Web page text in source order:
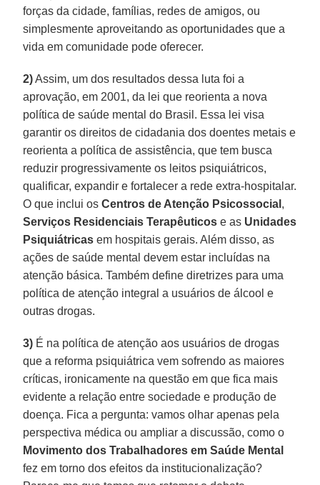
forças da cidade, famílias, redes de amigos, ou
simplesmente aproveitando as oportunidades que a
vida em comunidade pode oferecer.
2)Assim, um dos resultados dessa luta foi a
aprovação, em 2001, da lei que reorienta a nova
política de saúde mental do Brasil. Essa lei visa
garantir os direitos de cidadania dos doentes metais e
reorienta a política de assistência, que tem busca
reduzir progressivamente os leitos psiquiátricos,
qualificar, expandir e fortalecer a rede extra-hospitalar.
O que inclui osCentros de Atenção Psicossocial ,
Serviços Residenciais Terapêuticose as Unidades
Psiquiátricas em hospitais gerais. Além disso, as
ações de saúde mental devem estar incluídas na
atenção básica. Também define diretrizes para uma
política de atenção integral a usuários de álcool e
outras drogas.
3) É na política de atenção aos usuários de drogas
que a reforma psiquiátrica vem sofrendo as maiores
críticas, ironicamente na questão em que fica mais
evidente a relação entre sociedade e produção de
doença. Fica a pergunta: vamos olhar apenas pela
perspectiva médica ou ampliar a discussão, como o
Movimento dos Trabalhadores em Saúde Mental
fez em torno dos efeitos da institucionalização?